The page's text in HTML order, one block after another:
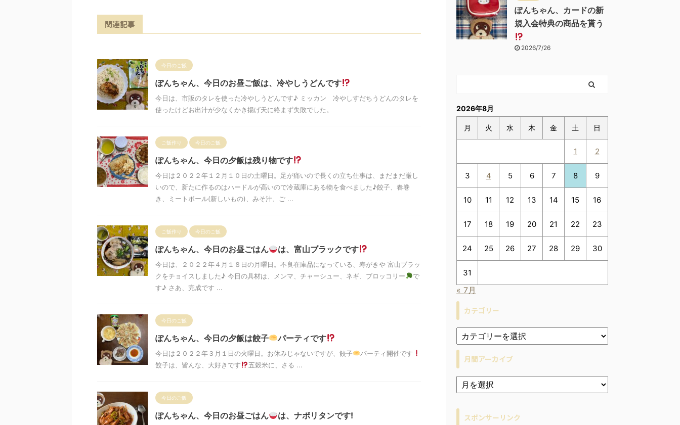
関連記事
今日のご飯
ぽんちゃん、今日のお昼ご飯は、冷やしうどんです
今日は、市販のタレを使った冷やしうどんです♪ ミッカン 冷やしすだちうどんのタレを
使ったけどお出汁が少なくかき揚げ天に絡まず失敗でした。
ご飯作り 今日のご飯
ぽんちゃん、今日の夕飯は残り物です
今日は２０２２年１２月１０日の土曜日。足が痛いので長くの立ち仕事は、まだまだ厳し
いので、新たに作るのはハードルが高いので冷蔵庫にある物を食べました♪餃子、春巻
き、ミートボール(新しいもの)、みそ汁、ご ...
ご飯作り 今日のご飯
ぽんちゃん、今日のお昼ごはん は、富山ブラックです
今日は、２０２２年４月１８日の月曜日。不良在庫品になっている、寿がきや 富山ブラッ
クをチョイスしました♪ 今日の具材は、メンマ、チャーシュー、ネギ、ブロッコリー
で
す♪ さあ、完成です ...
今日のご飯
ぽんちゃん、今日の夕飯は餃子 パーティです
今日は２０２２年３月１日の火曜日。お休みじゃないですが、餃子
パーティ開催です
餃子は、皆んな、大好きです
五穀米に、さる ...
今日のご飯
ぽんちゃん、今日のお昼ごはん は、ナポリタンです!
ぽんちゃん、カードの新
規入会特典の商品を貰う
2026/7/26
2026年8月
月 火 水 木 金 土 日
1 2
3 4 5 6 7 8 9
10 11 12 13 14 15 16
17 18 19 20 21 22 23
24 25 26 27 28 29 30
31
« 7月
カテゴリー
月間アーカイブ
ア
ー
スポンサーリンク